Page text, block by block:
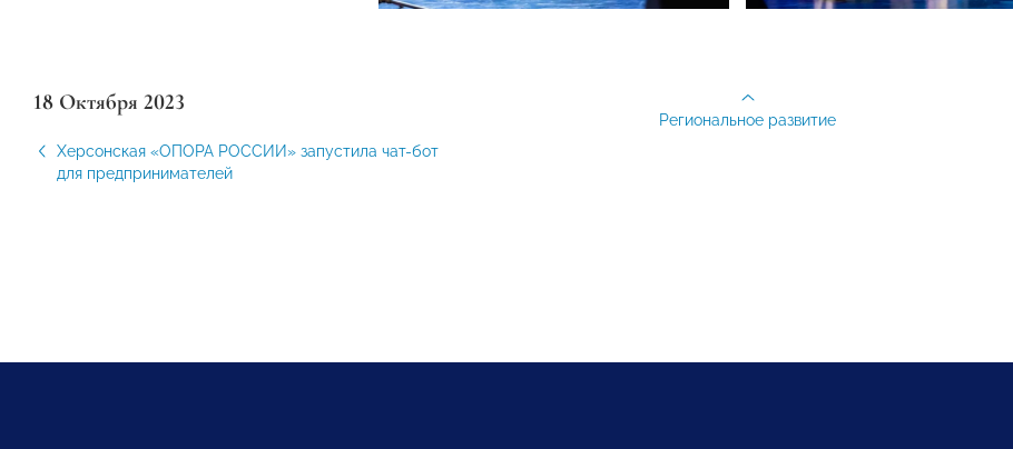
18 Октября 2023
Херсонская «ОПОРА РОССИИ» запустила чат-бот
для предпринимателей
Региональное развитие